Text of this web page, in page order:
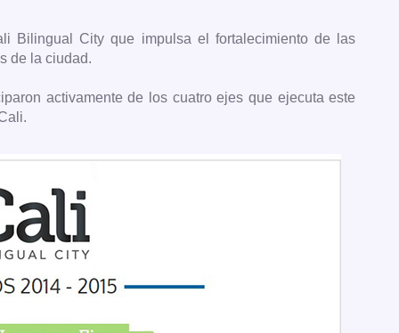
Bilingual City que impulsa el fortalecimiento de las
de la ciudad.
activamente de los cuatro ejes que ejecuta este